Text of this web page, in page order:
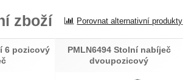
přidána žádná recenze.
zboží Porovnat alternativní produkty
6 pozicový
PMLN6494 Stolní nabíječ
dvoupozicový